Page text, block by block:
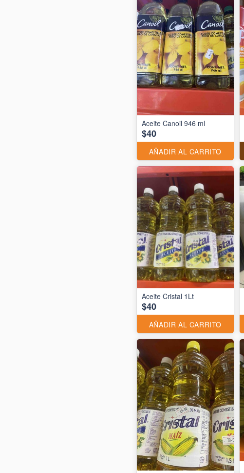
Aceite Canoil 946 ml
$40
AÑADIR AL CARRITO
Aceite Cristal 1Lt
$40
AÑADIR AL CARRITO